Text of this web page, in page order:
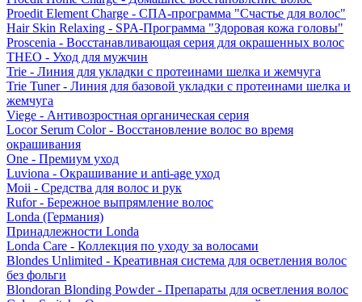
Proedit Element Charge - СПА-программа "Счастье для волос"
Hair Skin Relaxing - SPA-Программа "Здоровая кожа головы"
Proscenia - Восстанавливающая серия для окрашенных волос
THEO - Уход для мужчин
Trie - Линия для укладки с протеинами шелка и жемчуга
Trie Tuner - Линия для базовой укладки с протеинами шелка и
жемчуга
Viege - Антивозростная органическая серия
Locor Serum Color - Восстановление волос во время
окрашивания
One - Премиум уход
Luviona - Окрашивание и anti-age уход
Moii - Средства для волос и рук
Rufor - Бережное выпрямление волос
Londa (Германия)
Принадлежности Londa
Londa Care - Коллекция по уходу за волосами
Blondes Unlimited - Креативная система для осветления волос
без фольги
Blondoran Blonding Powder - Препараты для осветления волос